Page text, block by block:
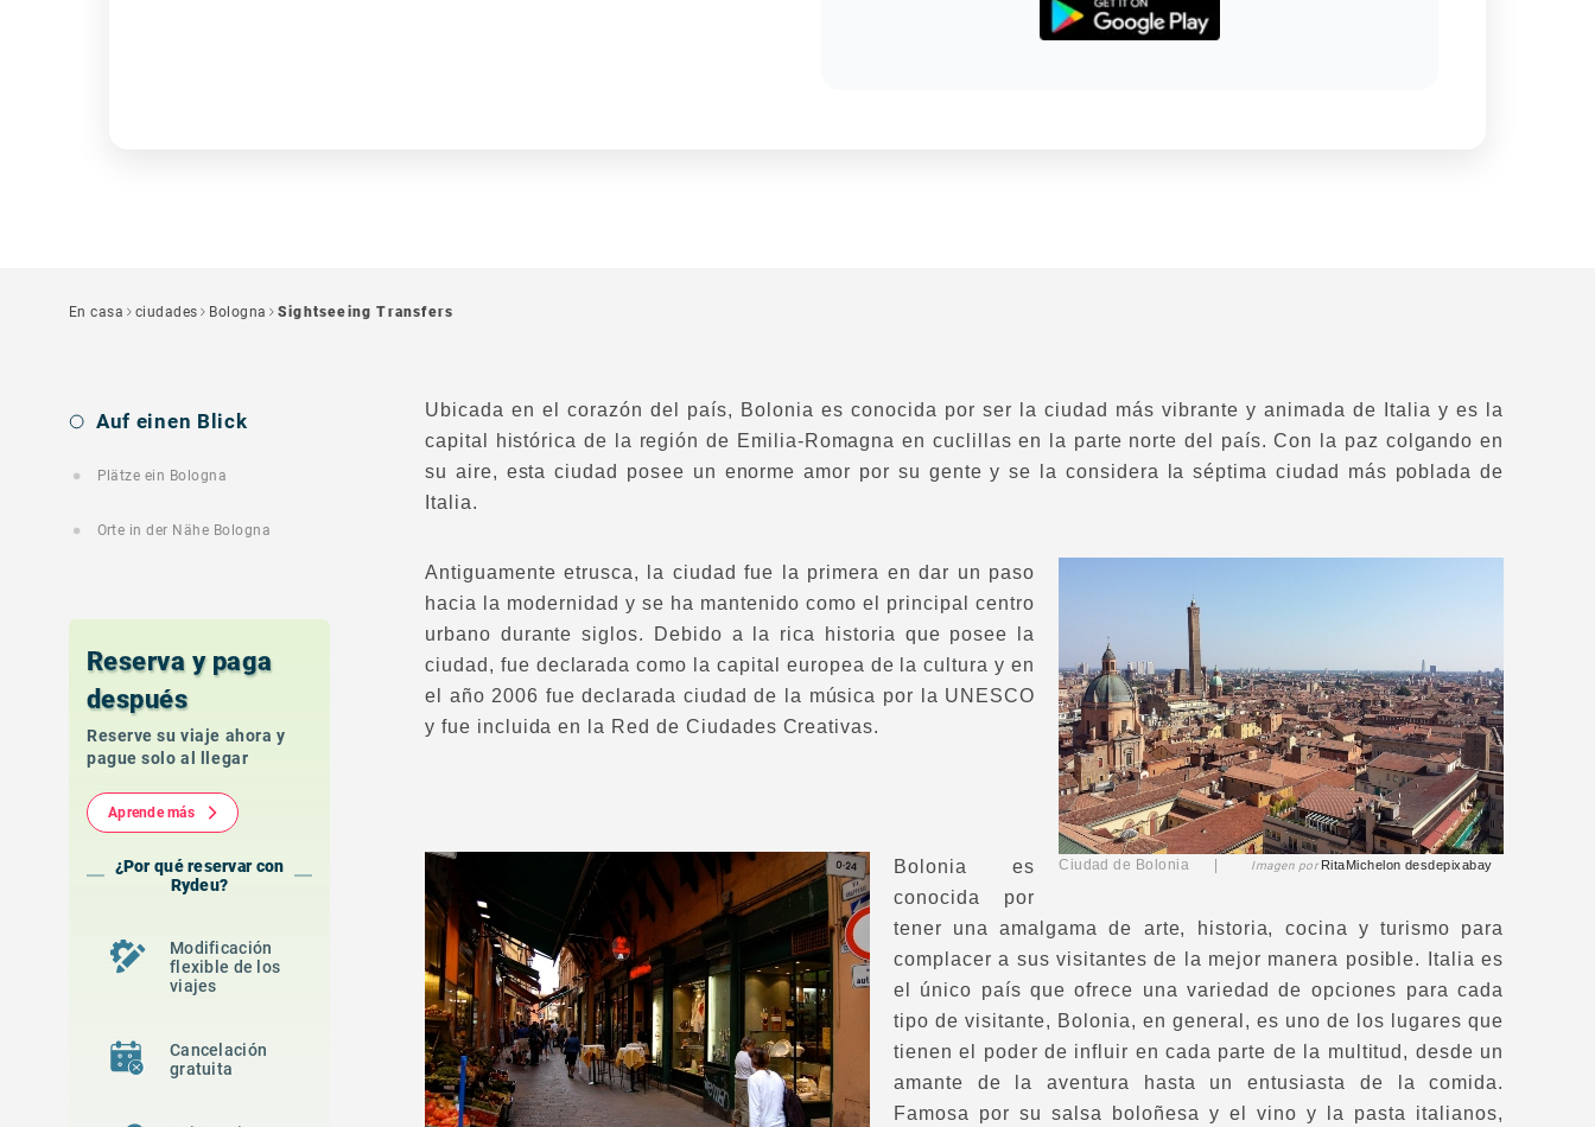
En casa ciudades Bologna Sightseeing Transfers
Auf einen Blick
Plätze ein Bologna
Orte in der Nähe Bologna
Reserva y paga
después
Reserve su viaje ahora y
pague solo al llegar
Aprende más
¿Por qué reservar con
Rydeu?
Modificación
flexible de los
viajes
Cancelación
gratuita
Ubicada en el corazón del país, Bolonia es conocida por ser la ciudad más vibrante y animada de Italia y es la
capital histórica de la región de Emilia-Romagna en cuclillas en la parte norte del país. Con la paz colgando en
su aire, esta ciudad posee un enorme amor por su gente y se la considera la séptima ciudad más poblada de
Italia.
Ciudad de Bolonia | Imagen por RitaMichelon desdepixabay
Antiguamente etrusca, la ciudad fue la primera en dar un paso
hacia la modernidad y se ha mantenido como el principal centro
urbano durante siglos. Debido a la rica historia que posee la
ciudad, fue declarada como la capital europea de la cultura y en
el año 2006 fue declarada ciudad de la música por la UNESCO
y fue incluida en la Red de Ciudades Creativas.
Bolonia es
conocida por
tener una amalgama de arte, historia, cocina y turismo para
complacer a sus visitantes de la mejor manera posible. Italia es
el único país que ofrece una variedad de opciones para cada
tipo de visitante, Bolonia, en general, es uno de los lugares que
tienen el poder de influir en cada parte de la multitud, desde un
amante de la aventura hasta un entusiasta de la comida.
Famosa por su salsa boloñesa y el vino y la pasta italianos,